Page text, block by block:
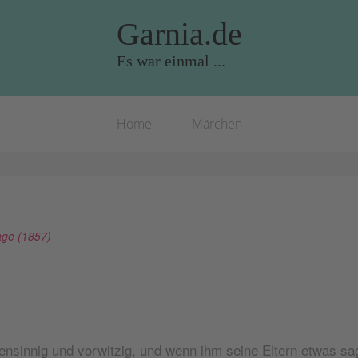
Garnia.de
Es war einmal ...
Home Märchen
(1857)
und vorwitzig, und wenn ihm seine Eltern etwas